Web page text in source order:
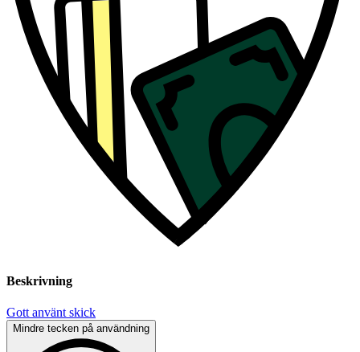
Beskrivning
Gott använt skick
Mindre tecken på användning